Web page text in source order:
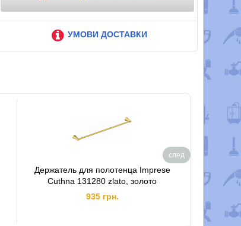
УМОВИ ДОСТАВКИ
Держатель для полотенца Imprese
Cuthna 131280 zlato, золото
935 грн.
след